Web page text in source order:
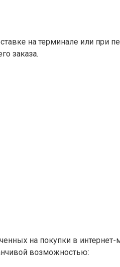
на терминале или при
заказа.
на покупки в
возможностью: